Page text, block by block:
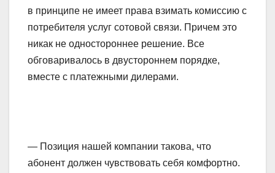
в принципе не имеет права взимать комиссию с
потребителя услуг сотовой связи. Причем это
никак не одностороннее решение. Все
обговаривалось в двустороннем порядке,
вместе с платежными дилерами.
— Позиция нашей компании такова, что
абонент должен чувствовать себя комфортно.